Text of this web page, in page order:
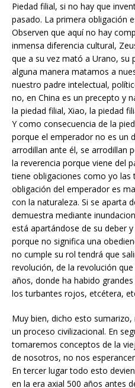
Piedad filial, si no hay que
pasado. La primera obligación
Observen que aquí no hay
inmensa diferencia cultural,
que a su vez mató a Urano, su
alguna manera matamos a
nuestro padre intelectual,
no, en China es un precepto y
la piedad filial, Xiao, la piedad
Y como consecuencia de la
porque el emperador no es un
arrodillan ante él, se arrodillan
la reverencia porque viene del
tiene obligaciones como yo
obligación del emperador es
con la naturaleza. Si se aparta
demuestra mediante
está apartándose de su deber
porque no significa una
no cumple su rol tendrá que
revolución, de la revolución
años, donde ha habido
los turbantes rojos, etcétera,
Muy bien, dicho esto
un proceso civilizacional. En
tomaremos conceptos de la
de nosotros, no nos
En tercer lugar todo esto
en la era axial 500 años antes